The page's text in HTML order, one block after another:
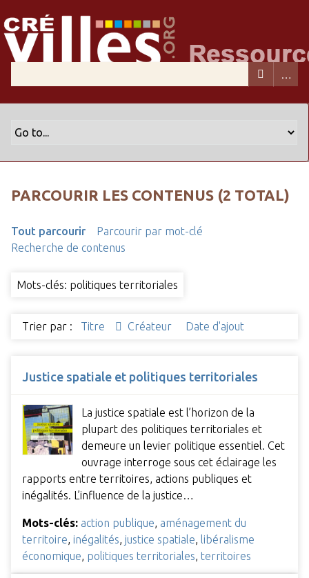
PARCOURIR LES CONTENUS (2 TOTAL)
Tout parcourir
Parcourir par mot-clé
Recherche de contenus
Mots-clés: politiques territoriales
Trier par : Titre Créateur Date d'ajout
Justice spatiale et politiques territoriales
La justice spatiale est l’horizon de la
plupart des politiques territoriales et
demeure un levier politique essentiel. Cet
ouvrage interroge sous cet éclairage les
rapports entre territoires, actions publiques et
inégalités. L’influence de la justice…
Mots-clés: action publique aménagement du
territoire inégalités justice spatiale
libéralisme
économique politiques territoriales territoires